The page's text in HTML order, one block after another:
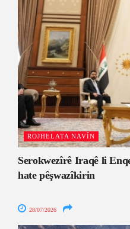
ROJHELATA NAVÎN
Serokwezîrê Iraqê li
hate pêşwazîkirin
28/07/2026